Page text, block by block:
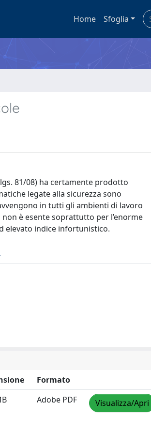
Home Sfoglia
81/08) ha certamente prodotto
legate alla sicurezza sono
in tutti gli ambienti di lavoro
è esente soprattutto per l’enorme
elevato indice infortunistico.
Formato
Adobe PDF Visualizza/Apri